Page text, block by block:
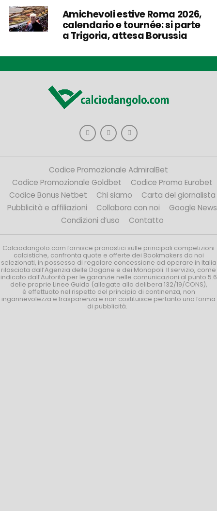
Amichevoli estive Roma 2026,
calendario e tournée: si parte
a Trigoria, attesa Borussia
Codice Promozionale AdmiralBet
Codice Promozionale Goldbet
Codice Promo Eurobet
Codice Bonus Netbet
Chi siamo
Carta del giornalista
Pubblicità e affiliazioni
Collabora con noi
Google News
Condizioni d’uso
Contatto
Calciodangolo.com fornisce pronostici sulle principali competizioni
calcistiche, confronta quote e offerte dei Bookmakers da noi
selezionati, in possesso di regolare concessione ad operare in Italia
rilasciata dall’Agenzia delle Dogane e dei Monopoli. Il servizio, come
indicato dall’Autorità per le garanzie nelle comunicazioni al punto 5.6
delle proprie Linee Guida (allegate alla delibera 132/19/CONS),
è effettuato nel rispetto del principio di continenza, non
ingannevolezza e trasparenza e non costituisce pertanto una forma
di pubblicità.